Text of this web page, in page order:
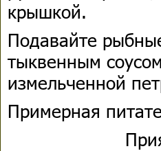
крышкой.
Подавайте
тыквенным
измельченной
Примерная